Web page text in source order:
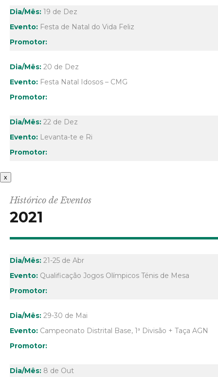
19 de Dez
Festa de Natal do Vida Feliz
20 de Dez
Festa Natal Idosos – CMG
22 de Dez
Levanta-te e Ri
x
Histórico de Eventos
2021
21-25 de Abr
Qualificação Jogos Olímpicos Ténis de Mesa
29-30 de Mai
Campeonato Distrital Base, 1ª Divisão + Taça AGN
8 de Out